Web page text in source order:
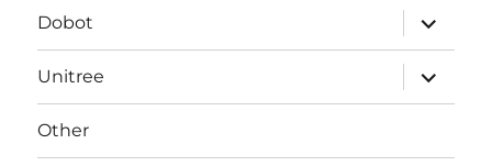
Dobot
サ
ブ
メ
ニ
ュ
ー
開
Unitree
サ
ブ
メ
ー
Other